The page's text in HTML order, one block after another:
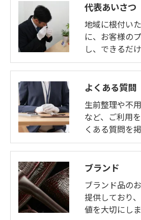
きにつきましては、お電話でお問
代表あいさつ
地域に根付い
に、お客様の
し、できるだ
よくある質問
生前整理や不
など、ご利用
くある質問を
ブランド
ブランド品の
提供しており
値を大切にし